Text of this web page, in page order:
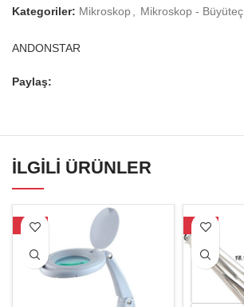
Kategoriler: Mikroskop Mikroskop - Büyüteç
ANDONSTAR
Paylaş:
İLGILI ÜRÜNLER
-39% -42%